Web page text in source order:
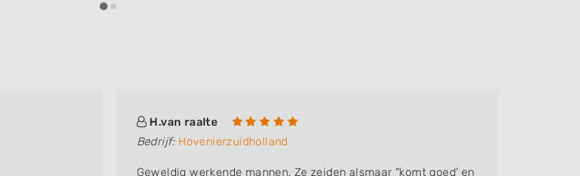
H.van raalte
Bedrijf: Hovenierzuidholland
Geweldig werkende mannen. Ze zeiden alsmaar "komt goed' en